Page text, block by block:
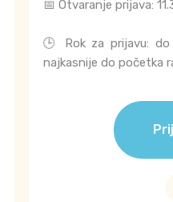
📅 Otvaranje prijava:
🕒 Rok za prijavu:
najkasnije do početka